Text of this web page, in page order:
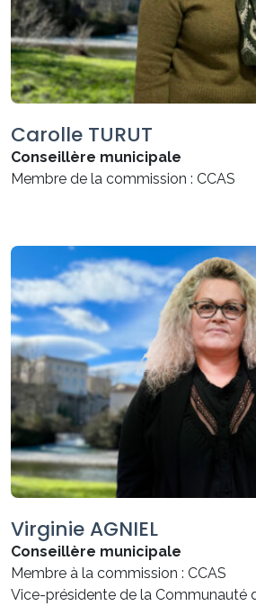
Carolle TURUT
Conseillère municipale
Membre de la commission : CCAS
Virginie AGNIEL
Conseillère municipale
Membre à la commission : CCAS
Vice-présidente de la Communauté